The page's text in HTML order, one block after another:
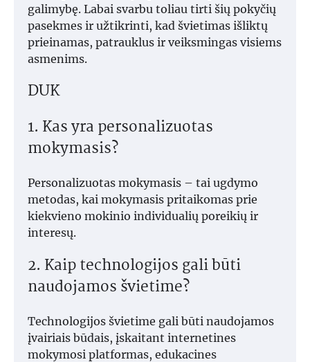
galimybę. Labai svarbu toliau tirti šių pokyčių
pasekmes ir užtikrinti, kad švietimas išliktų
prieinamas, patrauklus ir veiksmingas visiems
asmenims.
DUK
1. Kas yra personalizuotas
mokymasis?
Personalizuotas mokymasis – tai ugdymo
metodas, kai mokymasis pritaikomas prie
kiekvieno mokinio individualių poreikių ir
interesų.
2. Kaip technologijos gali būti
naudojamos švietime?
Technologijos švietime gali būti naudojamos
įvairiais būdais, įskaitant internetines
mokymosi platformas, edukacines